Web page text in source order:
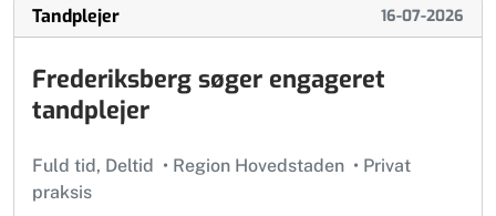
Tandplejer 16-07-2026
Frederiksberg søger engageret
tandplejer
Fuld tid, Deltid • Region Hovedstaden • Privat
praksis